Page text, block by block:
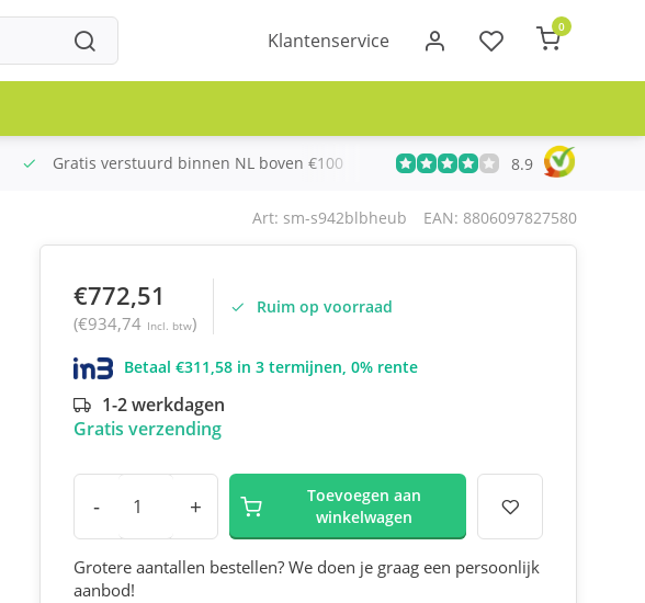
Klantenservice
0
Gratis verstuurd binnen NL boven €100 Meer dan 20 jaar Telecom
8.9
Art: sm-s942blbheub EAN: 8806097827580
€772,51
(€934,74 Incl. btw)
Ruim op voorraad
Betaal €311,58 in 3 termijnen, 0% rente
1-2 werkdagen
Gratis verzending
- +
Toevoegen aan
winkelwagen
Grotere aantallen bestellen? We doen je graag een persoonlijk
aanbod!